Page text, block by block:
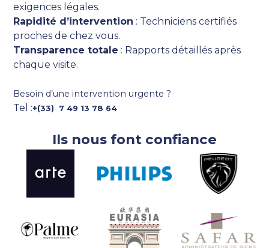
exigences légales.
Rapidité d’intervention : Techniciens certifiés
proches de chez vous.
Transparence totale : Rapports détaillés après
chaque visite.
Besoin d’une intervention urgente ?
Tel :+(33) 7 49 13 78 64
Ils nous font confiance